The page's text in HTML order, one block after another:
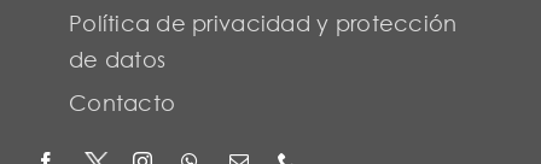
Política de privacidad y protección
de datos
Contacto